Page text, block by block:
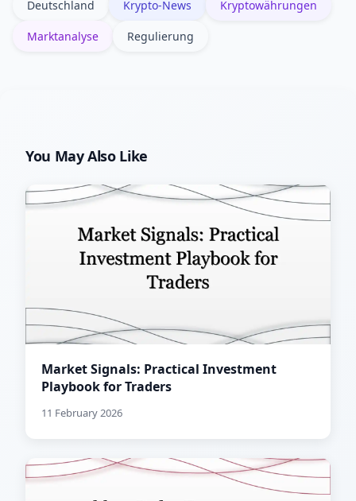
Infos.
Deutschland Krypto-News Kryptowährungen
Marktanalyse Regulierung
You May Also Like
Market Signals: Practical Investment
Playbook for Traders
11 February 2026